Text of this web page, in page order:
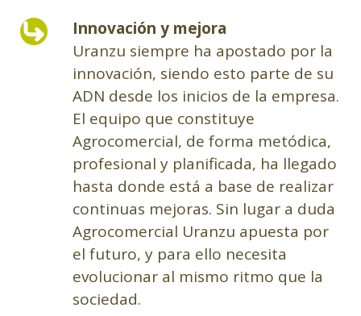
Innovación y mejora
Uranzu siempre ha apostado por la
innovación, siendo esto parte de su
ADN desde los inicios de la empresa.
El equipo que constituye
Agrocomercial, de forma metódica,
profesional y planificada, ha llegado
hasta donde está a base de realizar
continuas mejoras. Sin lugar a duda
Agrocomercial Uranzu apuesta por
el futuro, y para ello necesita
evolucionar al mismo ritmo que la
sociedad.